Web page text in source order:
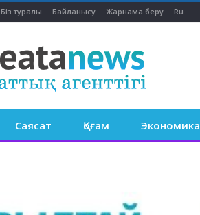
Біз туралы Байланысу Жарнама беру Ru
Саясат Қоғам Экономика